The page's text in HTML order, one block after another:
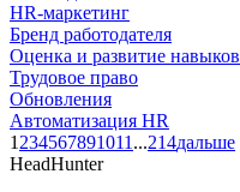
HR-маркетинг
Бренд работодателя
Оценка и развитие навыков
Трудовое право
Обновления
Автоматизация HR
1 234567891011 ...214дальше
HeadHunter